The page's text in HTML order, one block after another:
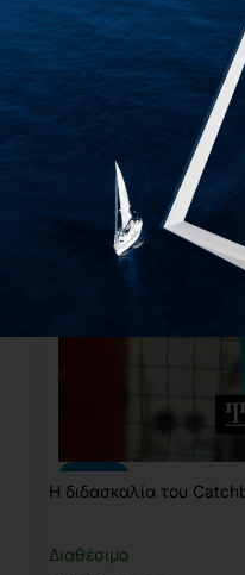
Διαθέσιμο
Η διδασκαλία του